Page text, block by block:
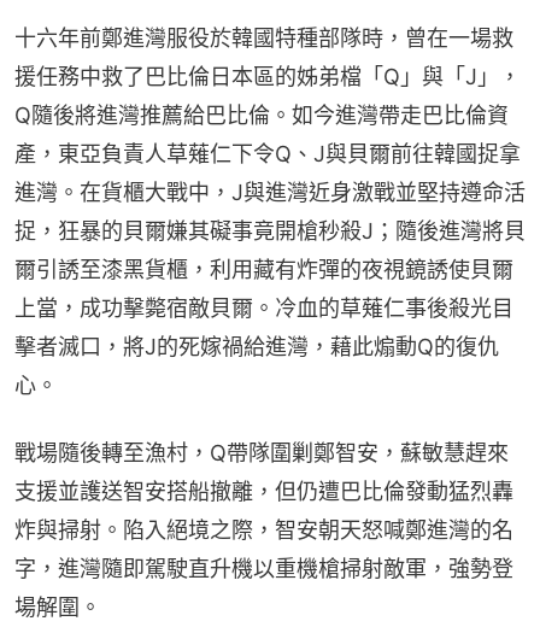
十六年前鄭進灣服役於韓國特種部隊時，曾在一場救
援任務中救了巴比倫日本區的姊弟檔「Q」與「J」，
Q隨後將進灣推薦給巴比倫。如今進灣帶走巴比倫資
產，東亞負責人草薙仁下令Q、J與貝爾前往韓國捉拿
進灣。在貨櫃大戰中，J與進灣近身激戰並堅持遵命活
捉，狂暴的貝爾嫌其礙事竟開槍秒殺J；隨後進灣將貝
爾引誘至漆黑貨櫃，利用藏有炸彈的夜視鏡誘使貝爾
上當，成功擊斃宿敵貝爾。冷血的草薙仁事後殺光目
擊者滅口，將J的死嫁禍給進灣，藉此煽動Q的復仇
心。
戰場隨後轉至漁村，Q帶隊圍剿鄭智安，蘇敏慧趕來
支援並護送智安搭船撤離，但仍遭巴比倫發動猛烈轟
炸與掃射。陷入絕境之際，智安朝天怒喊鄭進灣的名
字，進灣隨即駕駛直升機以重機槍掃射敵軍，強勢登
場解圍。